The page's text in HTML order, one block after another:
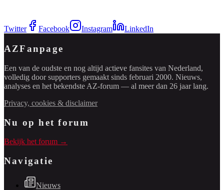
Twitter Facebook Instagram LinkedIn
AZFanpage
Een van de oudste en nog altijd actieve fansites van Nederland,
volledig door supporters gemaakt sinds februari 2000. Nieuws,
analyses en het bekendste AZ-forum — al meer dan 26 jaar lang.
Privacy, cookies & disclaimer
Nu op het forum
Bekijk het forum →
Navigatie
Nieuws